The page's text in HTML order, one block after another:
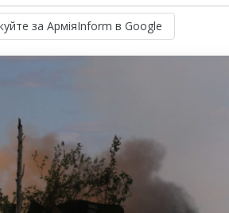
за АрміяInform в Google